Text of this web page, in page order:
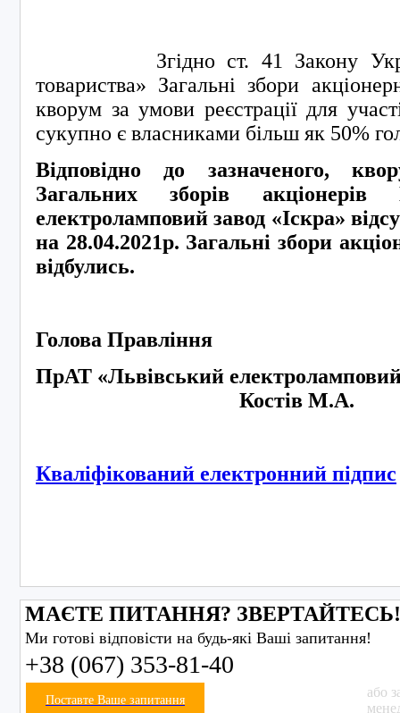
Згідно ст. 41 Закону
товариства» Загальні збори
кворум за умови реєстрації для
сукупно є власниками більш як 50%
Відповідно до зазначеного,
Загальних зборів
електроламповий завод «Іскра»
на 28.04.2021р. Загальні збори
відбулись.
Голова Правління
ПрАТ «Львівський електроламповий
Костів М.А.
Кваліфікований електронний підпис
МАЄТЕ ПИТАННЯ? ЗВЕРТАЙТЕСЬ!
Ми готові відповісти на будь-які Ваші запитання!
+38 (067) 353-81-40
Поставте Ваше запитання
або